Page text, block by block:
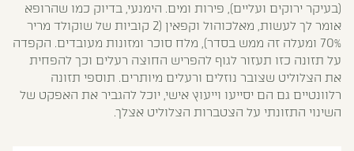
(בעיקר ירוקים ועליים), פירות ומים. הימנעי, בדיוק כמו שהרופא
אומר לך לעשות, מאלכוהול וקפאין (2 קוביות של שוקולד מריר
70% ומעלה זה ממש בסדר), מלח סוכר ומזונות מעובדים. הקפדה
על תזונה כזו תעזור לגוף להפריש החוצה רעלים וכך להפחית
את הצלוליט שצובר נוזלים ורעלים מיותרים. תוספי תזונה
רלוונטיים גם הם יסייעו וייעוץ אישי, יוכל להגביר את האפקט של
השינוי התזונתי על הצטברות הצלוליט אצלך.